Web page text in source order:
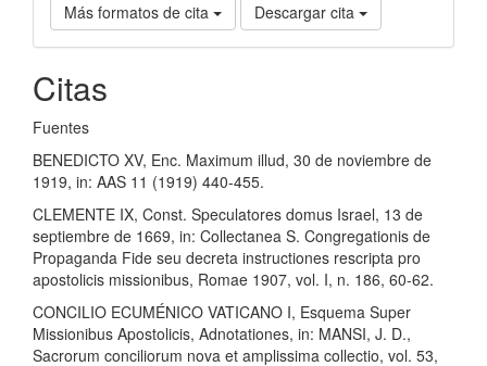
Más formatos de cita Descargar cita
Citas
Fuentes
BENEDICTO XV, Enc. Maximum illud, 30 de noviembre de
1919, in: AAS 11 (1919) 440-455.
CLEMENTE IX, Const. Speculatores domus Israel, 13 de
septiembre de 1669, in: Collectanea S. Congregationis de
Propaganda Fide seu decreta instructiones rescripta pro
apostolicis missionibus, Romae 1907, vol. I, n. 186, 60-62.
CONCILIO ECUMÉNICO VATICANO I, Esquema Super
Missionibus Apostolicis, Adnotationes, in: MANSI, J. D.,
Sacrorum conciliorum nova et amplissima collectio, vol. 53,